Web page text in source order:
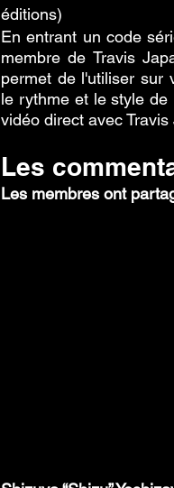
éditions)
En entrant un code
membre de Travis
permet de l'utiliser sur
le rythme et le style de
vidéo direct avec Travis
Les
Les membres ont